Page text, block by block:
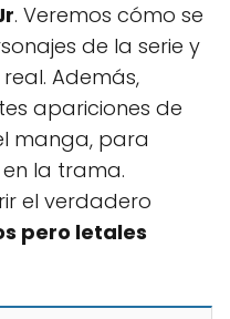
. Veremos cómo se
de la serie y
Además,
apariciones de
manga, para
la trama.
el verdadero
pero letales